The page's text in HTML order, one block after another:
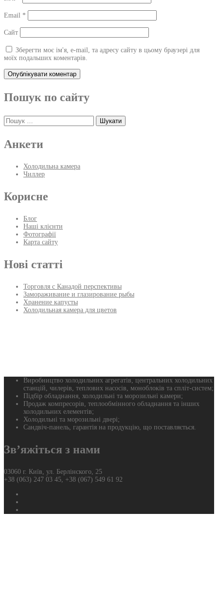
Email *
Сайт
Зберегти моє ім'я, e-mail, та адресу сайту в цьому браузері для
моїх подальших коментарів.
Пошук по сайту
Пошук:
Анкети
Холодильна камера
Чиллер
Корисне
Блог
Наші клієнти
Фотографії
Карта сайту
Нові статті
Торговля с Канадой перспективы
Замораживание и глазирование рыбы
Хранение капусты
Холодильная камера для цветов
Виробництво холодильних агрегатів, центральних холодильних
станцій, чилерів, теплових насосів, моноблоків та спліт-систем;
Підбір обладнання, холодильні та морозильні камери;
Продаж компресорів, теплообмінного обладнання та інших
холодильних елементів;
Холодильні та морозильні двері;
Сандвіч-панель, гарантія на продукцію, що поставляється.
Зв’яжіться з нами
03060 г. Київ, ул. Берлінского, 25
+38 (063) 247 03 45, +38 (067) 549 61 92